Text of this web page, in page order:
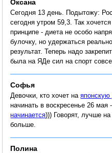
Оксана
Сегодня 13 день. Подытожу:
сегодня утром 59,3. Так
принципе - диета не особо
булочку, но удержаться
результат. Теперь надо
была на ЯДе сил на спорт
Софья
Девочки, кто хочет наяпонскую
начинать в воскресенье 26 мая
начинается))) Говорят, лучше
больше.
Полина